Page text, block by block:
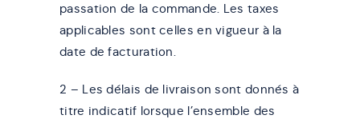
passation de la commande. Les taxes
applicables sont celles en vigueur à la
date de facturation.
2 – Les délais de livraison sont donnés à
titre indicatif lorsque l’ensemble des